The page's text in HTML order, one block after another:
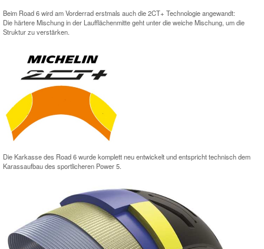
Beim Road 6 wird am Vorderrad erstmals auch die 2CT+ Technologie angewandt:
Die härtere Mischung in der Laufflächenmitte geht unter die weiche Mischung, um die
Struktur zu verstärken.
Die Karkasse des Road 6 wurde komplett neu entwickelt und entspricht technisch dem
Karassaufbau des sportlicheren Power 5.